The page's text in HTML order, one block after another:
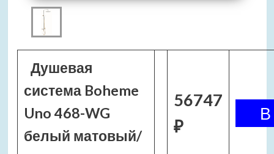
Душевая
система Boheme
Uno 468-WG
белый матовый/
56747
₽